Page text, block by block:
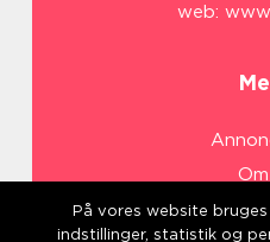
web:
På vores website
indstillinger, statistik og